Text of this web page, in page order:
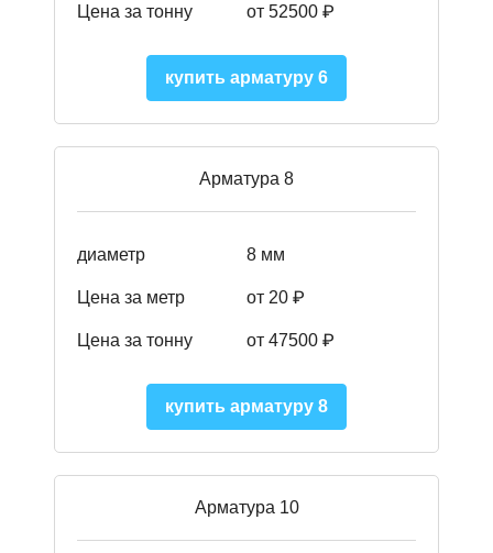
Цена за тонну от 52500 ₽
купить арматуру 6
Арматура 8
диаметр 8 мм
Цена за метр от 20 ₽
Цена за тонну от 47500 ₽
купить арматуру 8
Арматура 10